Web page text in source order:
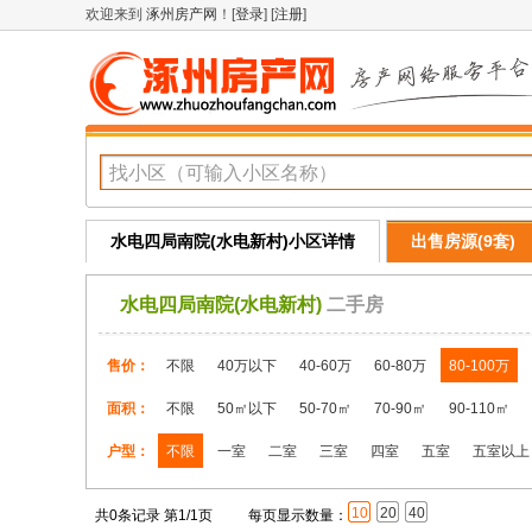
欢迎来到 涿州房产网 ！[登录] [注册]
水电四局南院(水电新村)小区详情 出售房源(9套)
水电四局南院(水电新村) 二手房
售价： 不限 40万以下 40-60万 60-80万 80-100万
面积： 不限 50㎡以下 50-70㎡ 70-90㎡ 90-110㎡
户型： 不限 一室 二室 三室 四室 五室 五室以上
共0条记录 第1/1页 每页显示数量： 10 20 40